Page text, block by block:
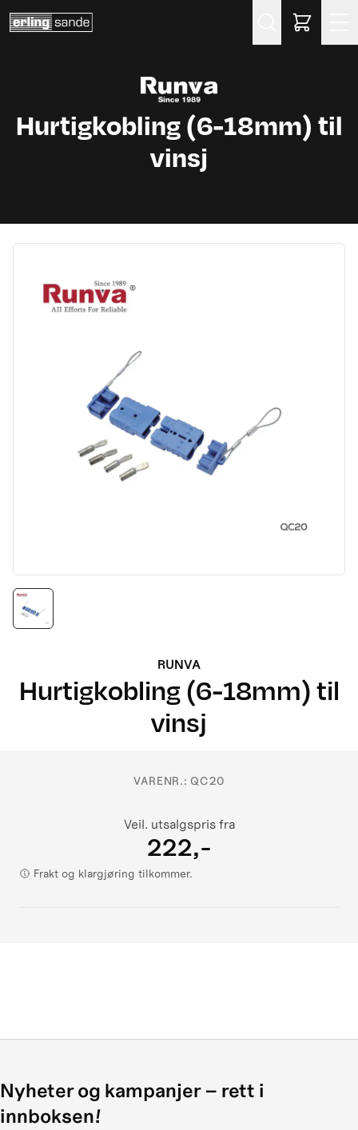
Hurtigkobling (6-18mm) til
vinsj
RUNVA
Hurtigkobling (6-18mm) til
vinsj
VARENR.:QC20
Veil. utsalgspris fra
222,-
Frakt og klargjøring tilkommer.
Nyheter og kampanjer – rett i
innboksen!